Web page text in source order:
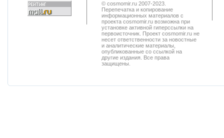
© cosmomir.ru 2007-2023.
Перепечатка и копирование
информационных материалов с
проекта cosmomir.ru возможна при
установке активной гиперссылки на
первоисточник. Проект cosmomir.ru не
несет ответственности за новостные
и аналитические материалы,
опубликованные со ссылкой на
другие издания. Все права
защищены.